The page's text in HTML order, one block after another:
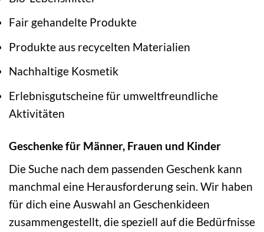
Fair gehandelte Produkte
Produkte aus recycelten Materialien
Nachhaltige Kosmetik
Erlebnisgutscheine für umweltfreundliche
Aktivitäten
Geschenke für Männer, Frauen und Kinder
Die Suche nach dem passenden Geschenk kann
manchmal eine Herausforderung sein. Wir haben
für dich eine Auswahl an Geschenkideen
zusammengestellt, die speziell auf die Bedürfnisse